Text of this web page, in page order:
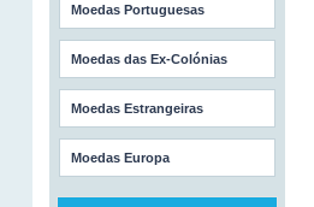
Moedas Portuguesas
Moedas das Ex-Colónias
Moedas Estrangeiras
Moedas Europa